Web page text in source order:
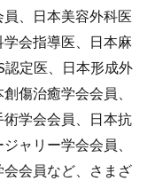
、日本美容外科医
会指導医、日本麻
認定医、日本形成外
傷治癒学会会員、
術学会会員、日本抗
ャリー学会会員、
会会員など、さまざ